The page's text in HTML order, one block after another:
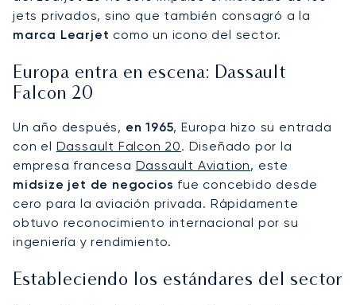
jets privados, sino que también consagró a la
marca Learjet como un icono del sector.
Europa entra en escena: Dassault
Falcon 20
Un año después, en 1965, Europa hizo su entrada
con el Dassault Falcon 20. Diseñado por la
empresa francesa Dassault Aviation, este
midsize jet de negocios fue concebido desde
cero para la aviación privada. Rápidamente
obtuvo reconocimiento internacional por su
ingeniería y rendimiento.
Estableciendo los estándares del sector